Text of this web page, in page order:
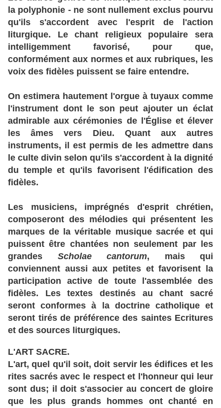
la polyphonie - ne sont nullement exclus pourvu
qu'ils s'accordent avec l'esprit de l'action
liturgique. Le chant religieux populaire sera
intelligemment favorisé, pour que,
conformément aux normes et aux rubriques, les
voix des fidèles puissent se faire entendre.
On estimera hautement l'orgue à tuyaux comme
l'instrument dont le son peut ajouter un éclat
admirable aux cérémonies de l'Église et élever
les âmes vers Dieu. Quant aux autres
instruments, il est permis de les admettre dans
le culte divin selon qu'ils s'accordent à la dignité
du temple et qu'ils favorisent l'édification des
fidèles.
Les musiciens, imprégnés d'esprit chrétien,
composeront des mélodies qui présentent les
marques de la véritable musique sacrée et qui
puissent être chantées non seulement par les
grandes Scholae cantorum, mais qui
conviennent aussi aux petites et favorisent la
participation active de toute l'assemblée des
fidèles. Les textes destinés au chant sacré
seront conformes à la doctrine catholique et
seront tirés de préférence des saintes Ecritures
et des sources liturgiques.
L'ART SACRE.
L'art, quel qu'il soit, doit servir les édifices et les
rites sacrés avec le respect et l'honneur qui leur
sont dus; il doit s'associer au concert de gloire
que les plus grands hommes ont chanté en